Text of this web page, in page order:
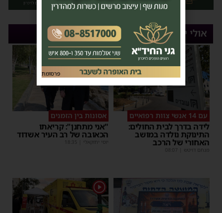
אולי יעניין אותך
עם 14 אנשי צוות רפואיים
לידה בדרך לבית החולים:
התינוקת נולדה במושב
האחורי של הרכב
מנחם דויטש 08:07
אסונות בין הזמנים
"אני מתחנן": קריאתו
הכאובה של רב העיר אשדוד
יוסי יחזקאלי 18:35
1
פרסומת